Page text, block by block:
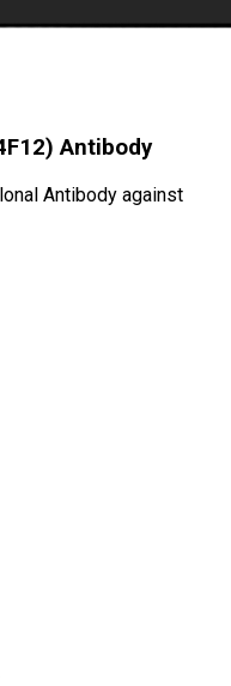
Antibody
Antibody against